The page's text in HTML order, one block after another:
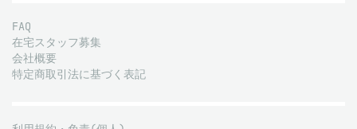
FAQ
在宅スタッフ募集
会社概要
特定商取引法に基づく表記